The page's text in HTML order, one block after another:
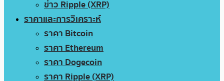
ข่าว Ripple (XRP)
ราคาและการวิเคราะห์
ราคา Bitcoin
ราคา Ethereum
ราคา Dogecoin
ราคา Ripple (XRP)